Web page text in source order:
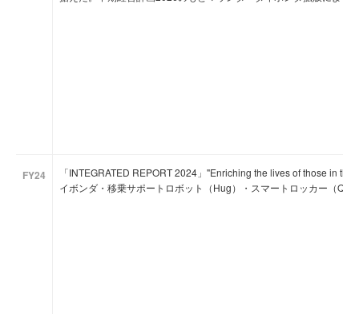
FY24
「INTEGRATED REPORT 2024」"Enriching the lives of those in
イボンダ・移乗サポートロボット（Hug）・スマートロッカー（